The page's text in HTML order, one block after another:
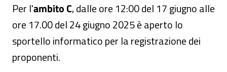
Per l'ambito C, dalle ore 12:00 del 17 giugno alle
ore 17.00 del 24 giugno 2025 è aperto lo
sportello informatico per la registrazione dei
proponenti.